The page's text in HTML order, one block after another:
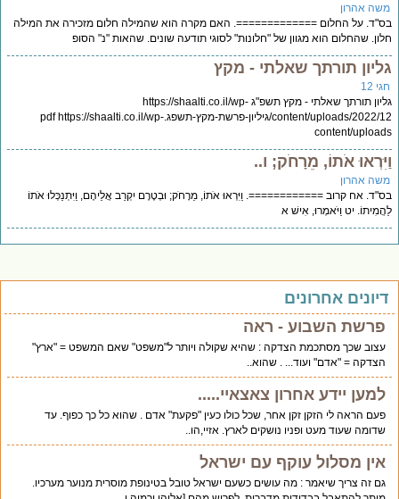
משה אהרון
בס"ד. על החלום =============. האם מקרה הוא שהמילה חלום מזכירה את המילה
חלון. שהחלום הוא מגוון של "חלונות" לסוגי תודעה שונים. שהאות "נ" הסופ
גליון תורתך שאלתי - מקץ
חגי 12
גליון תורתך שאלתי - מקץ תשפ"ג https://shaalti.co.il/wp-
content/uploads/2022/12/גיליון-פרשת-מקץ-תשפג.pdf https://shaalti.co.il/wp-
content/uploads
וַיִּרְאוּ אֹתוֹ, מֵרָחֹק; ו..
משה אהרון
בס"ד. אח קרוב ============. וַיִּרְאוּ אֹתוֹ, מֵרָחֹק; וּבְטֶרֶם יִקְרַב אֲלֵיהֶם, וַיִּתְנַכְּלוּ אֹתוֹ
לַהֲמִיתוֹ. יט וַיֹּאמְרוּ, אִישׁ א
דיונים אחרונים
פרשת השבוע - ראה
עצוב שכך מסתכמת הצדקה : שהיא שקולה ויותר ל"משפט" שאם המשפט = "ארץ"
הצדקה = "אדם" ועוד... . שהוא..
למען יידע אחרון צאצאיי.....
פעם הראה לי הזקן זקן אחר, שכל כולו כעין "פקעת" אדם . שהוא כל כך כפוף. עד
שדומה שעוד מעט ופניו נושקים לארץ. אזיי,הו..
אין מסלול עוקף עם ישראל
גם זה צריך שיאמר : מה עושים כשעם ישראל טובל בטינופת מוסרית מנוער מערכיו.